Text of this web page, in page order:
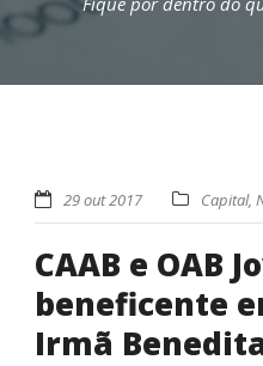
29 out 2017 Capital,
CAAB e OAB
beneficente
Irmã